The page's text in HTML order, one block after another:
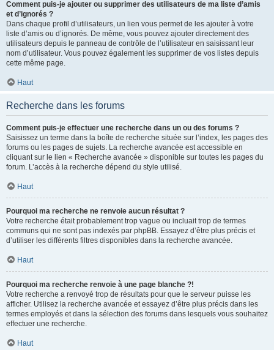
Comment puis-je ajouter ou supprimer des utilisateurs de ma liste d’amis
et d’ignorés ?
Dans chaque profil d’utilisateurs, un lien vous permet de les ajouter à votre
liste d’amis ou d’ignorés. De même, vous pouvez ajouter directement des
utilisateurs depuis le panneau de contrôle de l’utilisateur en saisissant leur
nom d’utilisateur. Vous pouvez également les supprimer de vos listes depuis
cette même page.
Haut
Recherche dans les forums
Comment puis-je effectuer une recherche dans un ou des forums ?
Saisissez un terme dans la boîte de recherche située sur l’index, les pages des
forums ou les pages de sujets. La recherche avancée est accessible en
cliquant sur le lien « Recherche avancée » disponible sur toutes les pages du
forum. L’accès à la recherche dépend du style utilisé.
Haut
Pourquoi ma recherche ne renvoie aucun résultat ?
Votre recherche était probablement trop vague ou incluait trop de termes
communs qui ne sont pas indexés par phpBB. Essayez d’être plus précis et
d’utiliser les différents filtres disponibles dans la recherche avancée.
Haut
Pourquoi ma recherche renvoie à une page blanche ?!
Votre recherche a renvoyé trop de résultats pour que le serveur puisse les
afficher. Utilisez la recherche avancée et essayez d’être plus précis dans les
termes employés et dans la sélection des forums dans lesquels vous souhaitez
effectuer une recherche.
Haut